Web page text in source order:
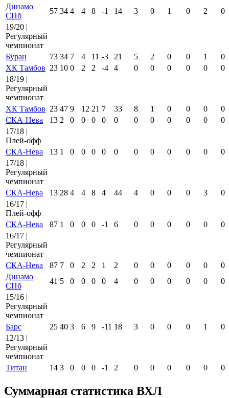
Динамо
СПб
57 34 4 4 8 -1 14 3 0 1 0 2
0
19/20 |
Регулярный
чемпионат
Буран
73 34 7 4 11 -3 21 5 2 0 0 1
0
ХК Тамбов 23 10 0 2 2 -4 4 0 0 0 0 0
0
18/19 |
Регулярный
чемпионат
ХК Тамбов 23 47 9 12 21 7 33 8 1 0 0 0
0
СКА-Нева
13 2 0 0 0 0 0 0 0 0 0 0
0
17/18 |
Плей-офф
СКА-Нева
13 1 0 0 0 0 0 0 0 0 0 0
0
17/18 |
Регулярный
чемпионат
СКА-Нева
13 28 4 4 8 4 44 4 0 0 0 3
0
16/17 |
Плей-офф
СКА-Нева
87 1 0 0 0 -1 6 0 0 0 0 0
0
16/17 |
Регулярный
чемпионат
СКА-Нева
87 7 0 2 2 1 2 0 0 0 0 0
0
Динамо
СПб
41 5 0 0 0 0 4 0 0 0 0 0
0
15/16 |
Регулярный
чемпионат
Барс
25 40 3 6 9 -11 18 3 0 0 0 1
0
12/13 |
Регулярный
чемпионат
Титан
14 3 0 0 0 -1 2 0 0 0 0 0 0
Суммарная статистика ВХЛ